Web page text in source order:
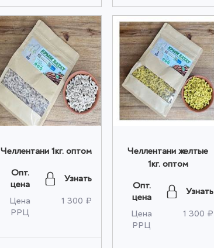
Челлентани 1кг. оптом
Опт.
цена
Узнать
Цена
РРЦ
1 300 ₽
Челлентани желтые
1кг. оптом
Опт.
цена
Узнать
Цена
РРЦ
1 300 ₽